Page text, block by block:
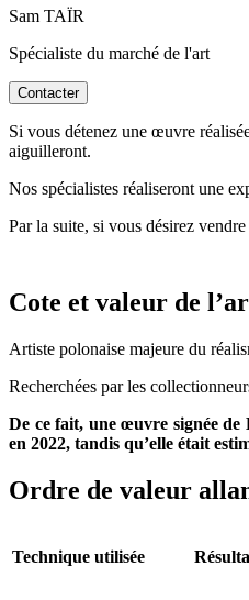
Sam TAÏR
Spécialiste du marché de l'art
Contacter
Si vous détenez une œuvre
aiguilleront.
Nos spécialistes réaliseront une
Par la suite, si vous désirez
Cote et valeur de
Artiste polonaise majeure du
Recherchées par les
De ce fait, une œuvre signée
en 2022, tandis qu’elle était
Ordre de valeur
Technique utilisée